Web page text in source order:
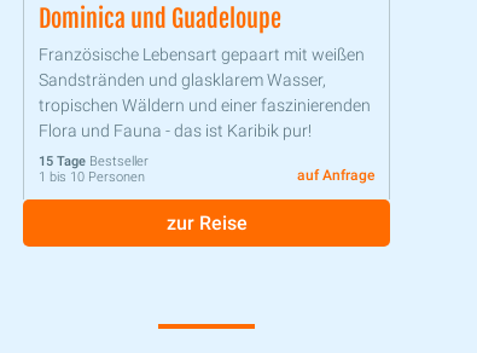
Dominica und Guadeloupe
Französische Lebensart gepaart mit weißen
Sandstränden und glasklarem Wasser,
tropischen Wäldern und einer faszinierenden
Flora und Fauna - das ist Karibik pur!
15 Tage Bestseller
1 bis 10 Personen
auf Anfrage
zur Reise